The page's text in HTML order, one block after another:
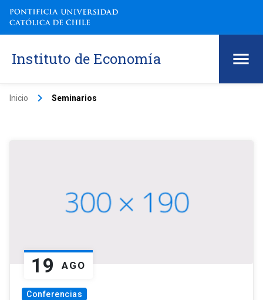
Instituto de Economía
Inicio keyboard_arrow_right Seminarios
19 AGO
Conferencias